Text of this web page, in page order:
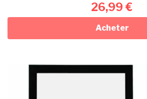
26,99 €
Acheter